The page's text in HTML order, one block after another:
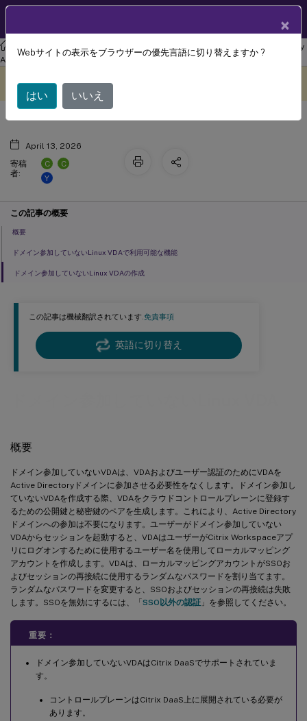
リナックス バーチャル デリバリー エージェント
Linux Virtual Delivery
Agent 2203 LTSR
この記事は機械翻訳されています.免責事項
英語に切り替え
概要
ドメイン参加していないVDAは、VDAおよびユーザー認証のためにVDAを
Active Directoryドメインに参加させる必要性をなくします。ドメイン参加し
ていないVDAを作成する際、VDAをクラウドコントロールプレーンに登録す
るための公開鍵と秘密鍵のペアを生成します。これにより、Active Directory
ドメインへの参加は不要になります。ユーザーがドメイン参加していない
VDAからセッションを起動すると、VDAはユーザーがCitrix Workspaceアプ
リにログオンするために使用するユーザー名を使用してローカルマッピング
アカウントを作成します。VDAは、ローカルマッピングアカウントがSSOお
よびセッションの再接続に使用するランダムなパスワードを割り当てます。
ランダムなパスワードを変更すると、SSOおよびセッションの再接続は失敗
します。SSOを無効にするには、「SSO以外の認証 」を参照してください。
重要：
ドメイン参加していないVDAはCitrix DaaSでサポートされていま
す。
コントロールプレーンはCitrix DaaS上に展開されている必要が
あります。
翻訳されています。
ドメイン参加していないLinux VDA
April 13, 2026
寄稿
者:
C
C
Y
この記事の概要
概要
ドメイン参加していないLinux VDAで利用可能な機能
ドメイン参加していないLinux VDAの作成
×
Webサイトの表示をブラウザーの優先言語に切り替えますか ?
はい いいえ